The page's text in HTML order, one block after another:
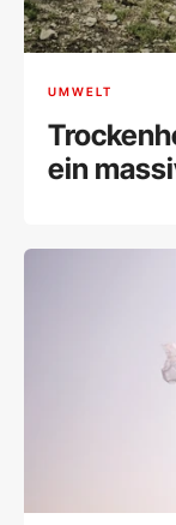
UMWELT
ein